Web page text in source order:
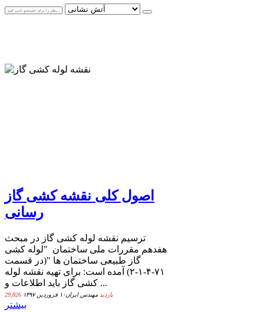
اصول کلی نقشه کشی گاز
رسانی
ترسیم نقشه لوله كشی گاز در مبحث
هفدهم مقررات ملی ساختمان "لوله کشی
گاز طبیعی ساختمان ها "(در قسمت
۷۱-۴-۱-۲) آمده است: برای تهیه نقشه لوله
كشی گاز بايد اطلاعات و ...
29,826 بازدید مهندس ایران۱۰ فروردین ۱۳۹۷
بیشتر